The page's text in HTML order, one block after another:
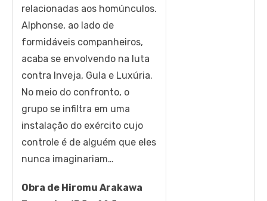
relacionadas aos homúnculos.
Alphonse, ao lado de
formidáveis companheiros,
acaba se envolvendo na luta
contra Inveja, Gula e Luxúria.
No meio do confronto, o
grupo se infiltra em uma
instalação do exército cujo
controle é de alguém que eles
nunca imaginariam…
Obra de Hiromu Arakawa